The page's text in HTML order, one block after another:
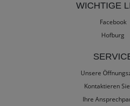
WICHTIGE
Facebook
Hofburg
Unsere
Kontaktieren
Ihre